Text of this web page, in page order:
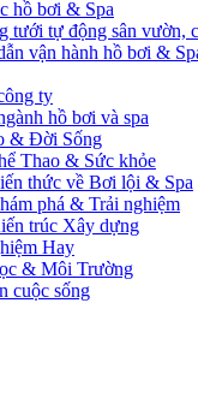
hồ bơi & Spa
tưới tự động sân vườn,
vận hành hồ bơi &
ty
hồ bơi và spa
& Đời Sống
Thao & Sức khỏe
thức về Bơi lội & Spa
phá & Trải nghiệm
trúc Xây dựng
Hay
& Môi Trường
cuộc sống